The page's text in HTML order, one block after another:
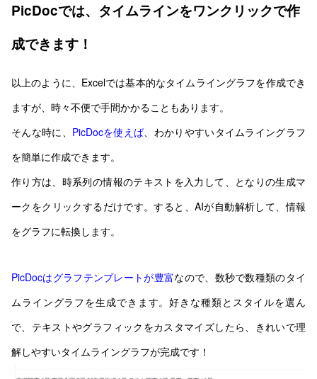
PicDocでは、タイムラインをワンクリックで作
成できます！
以上のように、Excelでは基本的なタイムライングラフを作成でき
ますが、時々不便で手間かかることもあります。
そんな時に、 PicDocを使えば、わかりやすいタイムライングラフ
を簡単に作成できます。
作り方は、時系列の情報のテキストを入力して、となりの生成マ
ークをクリックするだけです。すると、AIが自動解析して、情報
をグラフに転換します。
PicDocはグラフテンプレートが豊富なので、数秒で数種類のタイ
ムライングラフを生成できます。好きな種類とスタイルを選ん
で、テキストやグラフィックをカスタマイズしたら、きれいで理
解しやすいタイムライングラフが完成です！